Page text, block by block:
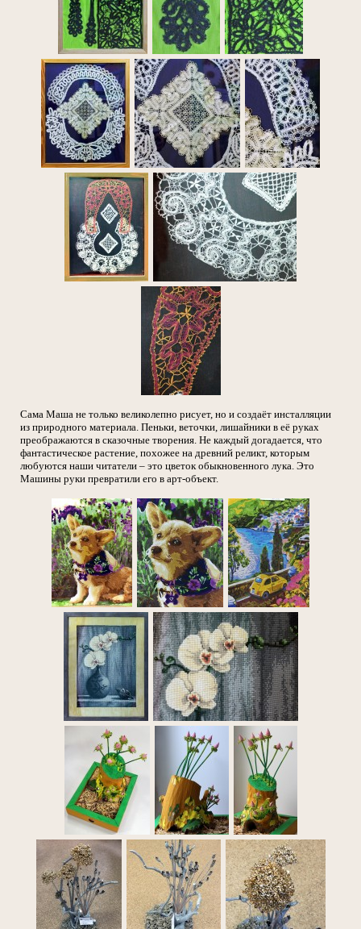
Сама Маша не только великолепно рисует, но и создаёт инсталляции
из природного материала. Пеньки, веточки, лишайники в её руках
преображаются в сказочные творения. Не каждый догадается, что
фантастическое растение, похожее на древний реликт, которым
любуются наши читатели – это цветок обыкновенного лука. Это
Машины руки превратили его в арт-объект.